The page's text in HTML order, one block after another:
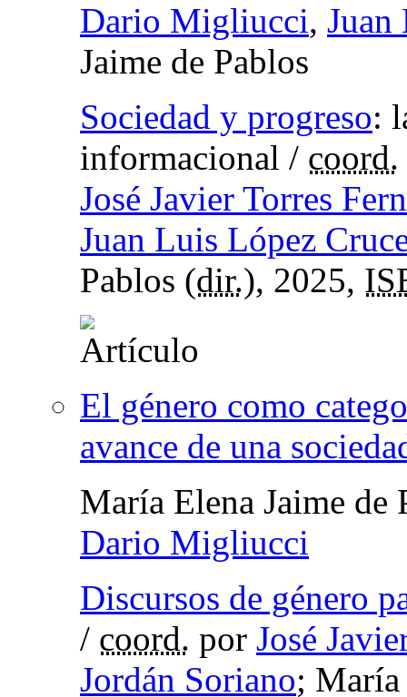
Dario Migliucci, Juan
Jaime de Pablos
Sociedad y progreso:
informacional / coord.
José Javier Torres
Juan Luis López
Pablos (dir.), 2025,
El género como
avance de una
María Elena Jaime de
Dario Migliucci
Discursos de género
/ coord. por José
Jordán Soriano; María